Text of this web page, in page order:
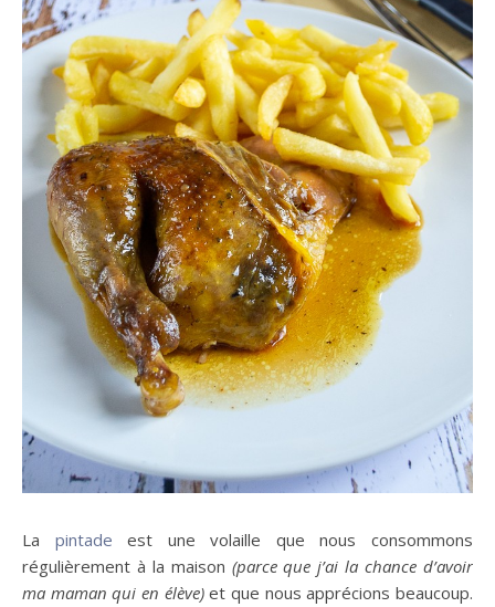
La pintade est une volaille que nous consommons
régulièrement à la maison (parce que j’ai la chance d’avoir
ma maman qui en élève)et que nous apprécions beaucoup.